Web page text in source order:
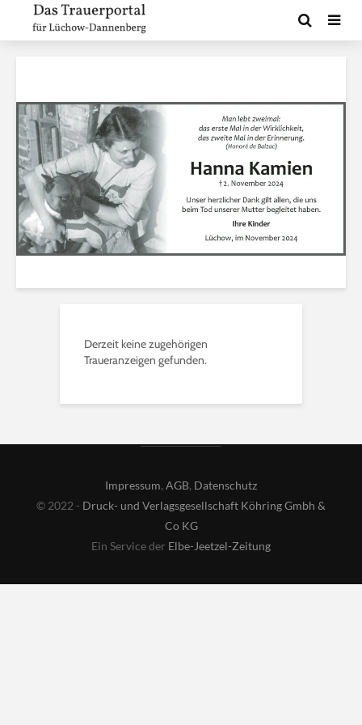
Derzeit keine zugehörigen
Traueranzeigen gefunden.
Impressum, AGB, Datenschutz
© 2022 - Druck- und Verlagsgesellschaft Köhring Gmbh &
Co KG
Ein Service der Elbe-Jeetzel-Zeitung